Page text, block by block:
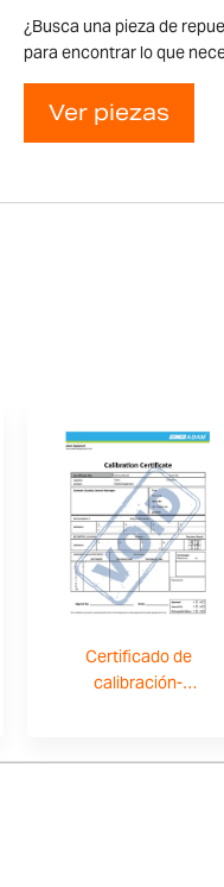
¿Busca una pieza de
para encontrar lo que
Ver piezas
Certificado de
calibración-